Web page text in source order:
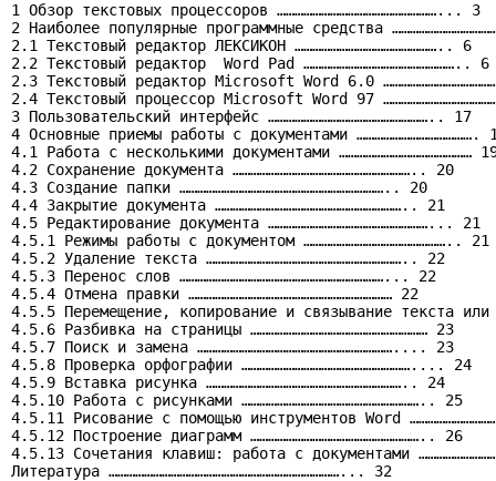
1 Обзор текстовых процессоров ………………………………………………... 3
2 Наиболее популярные программные средства
2.1 Текстовый редактор ЛЕКСИКОН ………………………………………….. 6
2.2 Текстовый редактор  Word Pad …………………………………………….. 6
2.3 Текстовый редактор Microsoft Word 6.0
2.4 Текстовый процессор Microsoft Word 97
3 Пользовательский интерфейс ……………………………………………….. 17
4 Основные приемы работы с документами ………………………………….
4.1 Работа с несколькими документами ………………………………………
4.2 Сохранение документа …………………………………………………….. 20
4.3 Создание папки …………………………………………………………….. 20
4.4 Закрытие документа ……………………………………………………….. 21
4.5 Редактирование документа ………………………………………………... 21
4.5.1 Режимы работы с документом ………………………………………….. 21
4.5.2 Удаление текста ………………………………………………………….. 22
4.5.3 Перенос слов ……………………………………………………………... 22
4.5.4 Отмена правки …………………………………………………………… 22
4.5.5 Перемещение, копирование и связывание текста
4.5.6 Разбивка на страницы …………………………………………………… 23
4.5.7 Поиск и замена ………………………………………………………….... 23
4.5.8 Проверка орфографии ………………………………………………….... 24
4.5.9 Вставка рисунка ………………………………………………………….. 24
4.5.10 Работа с рисунками …………………………………………………….. 25
4.5.11 Рисование с помощью инструментов Word
4.5.12 Построение диаграмм ………………………………………………….. 26
4.5.13 Сочетания клавиш: работа с документами
Литература ……………………………………………………………………... 32